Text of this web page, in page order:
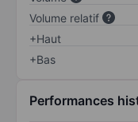
Volume relatif
+Haut
+Bas
Performances